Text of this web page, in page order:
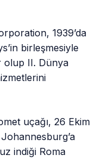
1939’da
birleşmesiyle
olup II. Dünya
uçağı, 26 Ekim
indiği Roma